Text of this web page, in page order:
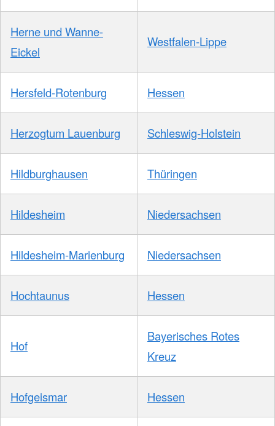
Herne und Wanne-
Eickel
Westfalen-Lippe
Hersfeld-Rotenburg Hessen
Herzogtum Lauenburg Schleswig-Holstein
Hildburghausen Thüringen
Hildesheim Niedersachsen
Hildesheim-Marienburg Niedersachsen
Hochtaunus Hessen
Hof
Bayerisches Rotes
Kreuz
Hofgeismar Hessen